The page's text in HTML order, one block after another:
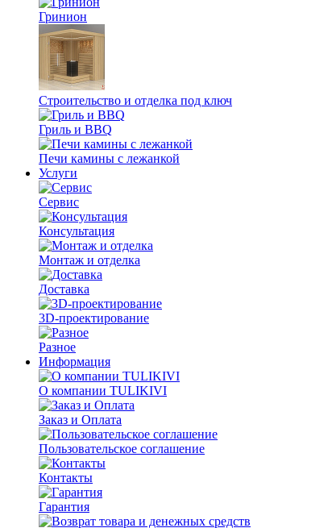
Гринион
Строительство и отделка под ключ
Гриль и BBQ
Печи камины с лежанкой
Услуги
Сервис
Консультация
Монтаж и отделка
Доставка
3D-проектирование
Разное
Информация
О компании TULIKIVI
Заказ и Оплата
Пользовательское соглашение
Контакты
Гарантия